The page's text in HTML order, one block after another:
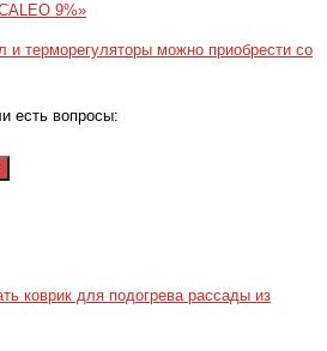
9%»
и терморегуляторы можно приобрести со
есть вопросы:
коврик для подогрева рассады из